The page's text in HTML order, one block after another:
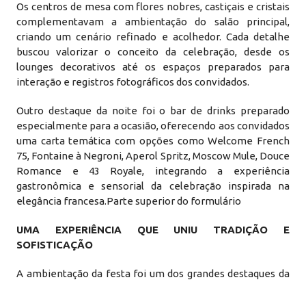
Os centros de mesa com flores nobres, castiçais e cristais
complementavam a ambientação do salão principal,
criando um cenário refinado e acolhedor. Cada detalhe
buscou valorizar o conceito da celebração, desde os
lounges decorativos até os espaços preparados para
interação e registros fotográficos dos convidados.
Outro destaque da noite foi o bar de drinks preparado
especialmente para a ocasião, oferecendo aos convidados
uma carta temática com opções como Welcome French
75, Fontaine à Negroni, Aperol Spritz, Moscow Mule, Douce
Romance e 43 Royale, integrando a experiência
gastronômica e sensorial da celebração inspirada na
elegância francesa.Parte superior do formulário
UMA EXPERIÊNCIA QUE UNIU TRADIÇÃO E
SOFISTICAÇÃO
A ambientação da festa foi um dos grandes destaques da